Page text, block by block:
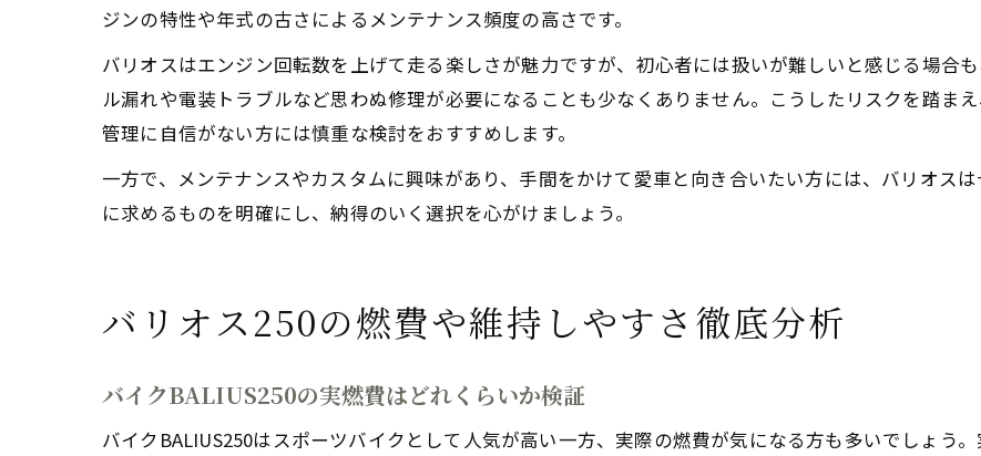
ジンの特性や年式の古さによるメンテナンス頻度の高さです。
バリオスはエンジン回転数を上げて走る楽しさが魅力ですが、初心者には扱いが難しいと感じる場合
ル漏れや電装トラブルなど思わぬ修理が必要になることも少なくありません。こうしたリスクを踏ま
管理に自信がない方には慎重な検討をおすすめします。
一方で、メンテナンスやカスタムに興味があり、手間をかけて愛車と向き合いたい方には、バリオス
に求めるものを明確にし、納得のいく選択を心がけましょう。
バリオス250の燃費や維持しやすさ徹底分析
バイクBALIUS250の実燃費はどれくらいか検証
バイクBALIUS250はスポーツバイクとして人気が高い一方、実際の燃費が気になる方も多いでしょう